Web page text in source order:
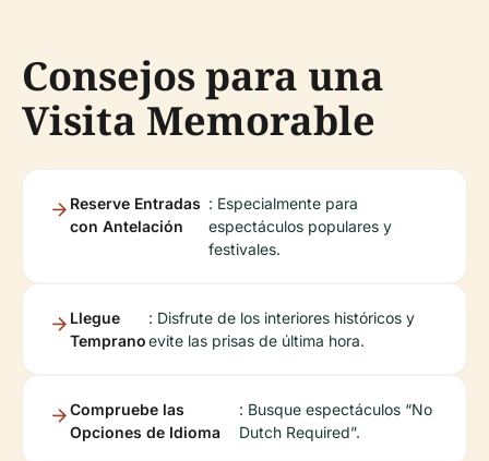
Consejos para una
Visita Memorable
Reserve Entradas
con Antelación
: Especialmente para
espectáculos populares y
festivales.
Llegue
Temprano
: Disfrute de los interiores históricos y
evite las prisas de última hora.
Compruebe las
Opciones de Idioma
: Busque espectáculos “No
Dutch Required”.